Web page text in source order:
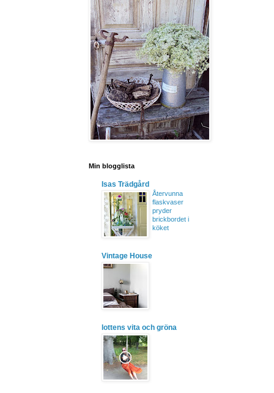
Min blogglista
Isas Trädgård
Återvunna
flaskvaser
pryder
brickbordet i
köket
Vintage House
lottens vita och gröna